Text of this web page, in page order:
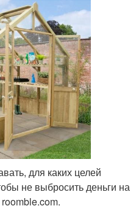
для каких целей
не выбросить деньги на